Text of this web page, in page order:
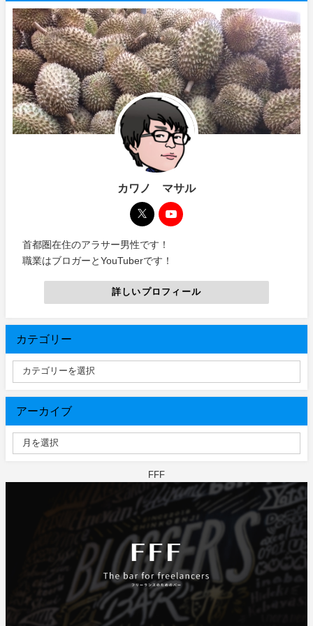
カワノ マサル
首都圏在住のアラサー男性です！
職業はブロガーとYouTuberです！
詳しいプロフィール
カテゴリー
アーカイブ
FFF